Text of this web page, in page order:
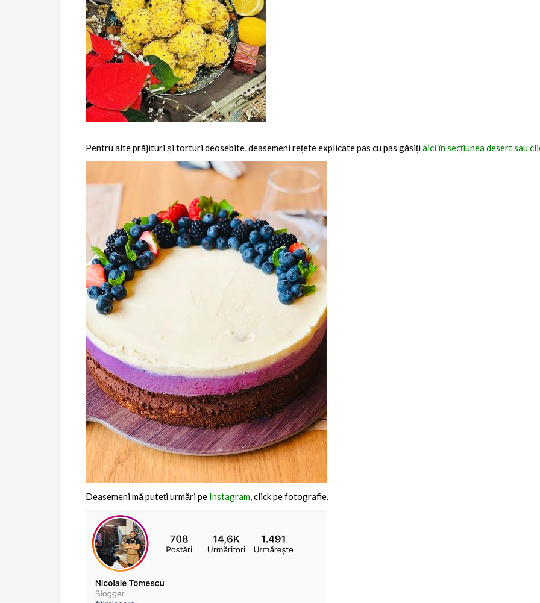
Pentru alte prăjituri și torturi deosebite, deasemeni rețete explicate pas cu pas găsițiaici în secțiunea desert sau
Deasemeni mă puteți urmări pe Instagram,click pe fotografie.